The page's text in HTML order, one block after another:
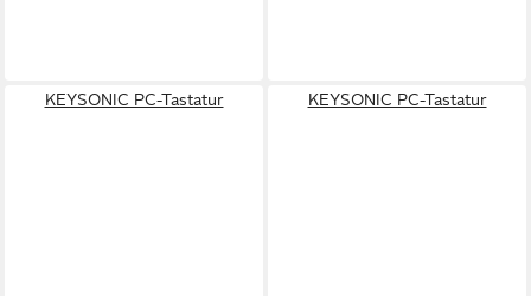
KEYSONIC PC-Tastatur KEYSONIC PC-Tastatur